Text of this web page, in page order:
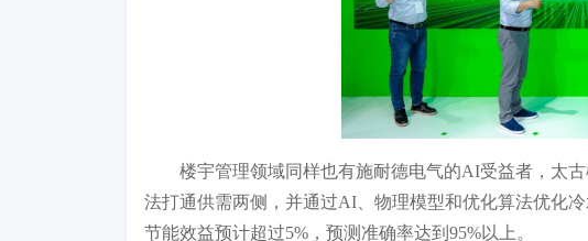
楼宇管理领域同样也有施耐德电气的AI受益者，太
法打通供需两侧，并通过AI、物理模型和优化算法优化
节能效益预计超过5%，预测准确率达到95%以上。